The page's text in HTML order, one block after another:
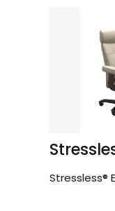
Stressless®